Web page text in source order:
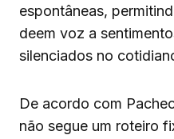
espontâneas,
deem voz a
silenciados no
De acordo com
não segue um roteiro